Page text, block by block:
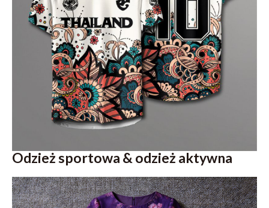
Odzież sportowa & odzież aktywna